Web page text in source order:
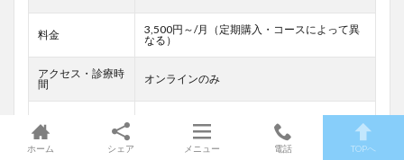
料金
3,500円～/月（定期購入・コースによって異
なる）
アクセス・診療時
間
オンラインのみ
オンライン診療
ホーム シェア メニュー 電話 TOPへ